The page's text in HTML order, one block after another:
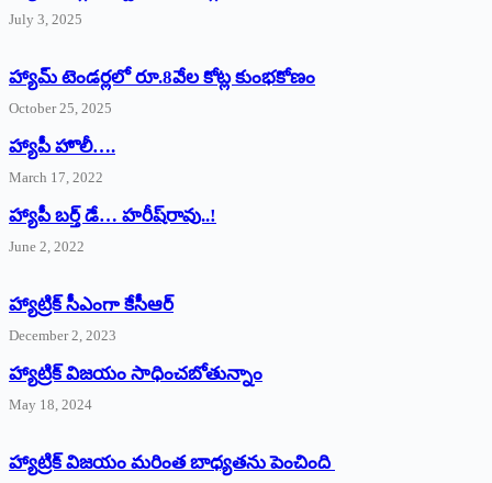
July 3, 2025
హ్యామ్‌ ‌టెండర్లలో రూ.8వేల కోట్ల కుంభకోణం
October 25, 2025
హ్యాపీ హొలీ….
March 17, 2022
హ్యాపీ బర్త్ ‌డే… హరీష్‌రావు..!
June 2, 2022
హ్యాట్రిక్‌ ‌సీఎంగా కేసీఆర్‌
December 2, 2023
హ్యాట్రిక్‌ విజయం సాధించబోతున్నాం
May 18, 2024
హ్యాట్రిక్ విజయం మరింత బాధ్యతను పెంచింది